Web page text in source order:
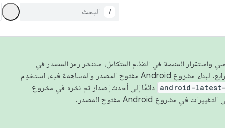
/
الأساسي واستقرار المنصة في النظام المتكامل، سننشر رمز المصدر في
android- دائمًا إلى أحدث إصدار تم نشره في مشروع
التغييرات في مشروع Android مفتوح المصدر .